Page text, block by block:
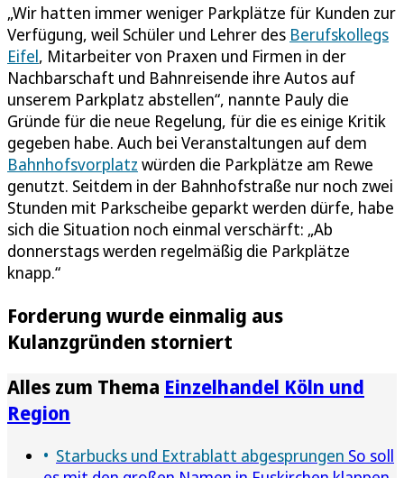
„Wir hatten immer weniger Parkplätze für Kunden zur
Verfügung, weil Schüler und Lehrer des Berufskollegs
Eifel, Mitarbeiter von Praxen und Firmen in der
Nachbarschaft und Bahnreisende ihre Autos auf
unserem Parkplatz abstellen“, nannte Pauly die
Gründe für die neue Regelung, für die es einige Kritik
gegeben habe. Auch bei Veranstaltungen auf dem
Bahnhofsvorplatz würden die Parkplätze am Rewe
genutzt. Seitdem in der Bahnhofstraße nur noch zwei
Stunden mit Parkscheibe geparkt werden dürfe, habe
sich die Situation noch einmal verschärft: „Ab
donnerstags werden regelmäßig die Parkplätze
knapp.“
Forderung wurde einmalig aus
Kulanzgründen storniert
Alles zum Thema Einzelhandel Köln und
Region
Starbucks und Extrablatt abgesprungen So soll